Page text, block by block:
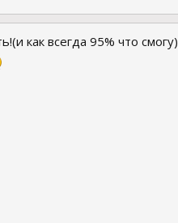
как всегда 95% что смогу)